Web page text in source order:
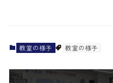
教室の様子 教室の様子